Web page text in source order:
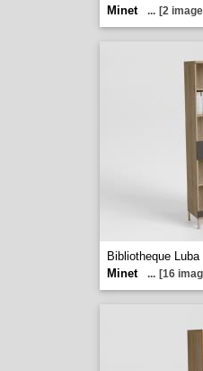
Minet
... [2
Bibliotheque
Minet
... [16